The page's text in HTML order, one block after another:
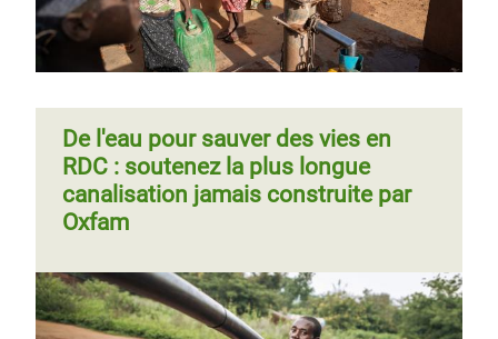
De l'eau pour sauver des vies en
RDC : soutenez la plus longue
canalisation jamais construite par
Oxfam